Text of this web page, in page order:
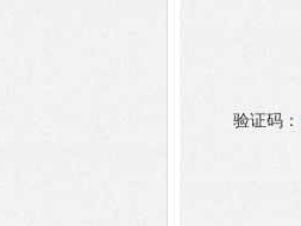
验证码：